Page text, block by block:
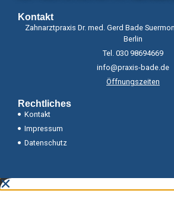
Kontakt
Zahnarztpraxis Dr. med. Gerd Bade
Berlin
Tel. 030 98694669
info@praxis-bade.de
Öffnungszeiten
Rechtliches
Kontakt
Impressum
Datenschutz